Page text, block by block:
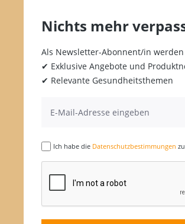
Nichts mehr
Als Newsletter-Abonnent/in
✔ Exklusive Angebote und
✔ Relevante Gesundheitsthemen
Ich habe die Datenschutzbestimmungen